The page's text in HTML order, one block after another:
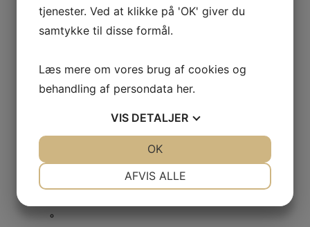
Asta træ | 30cm
219,95kr.
Tilføj til kurv
Julepynt
tjenester. Ved at klikke på 'OK' giver du
samtykke til disse formål.
Læs mere om vores brug af cookies og
behandling af persondata her.
VIS DETALJER
AFVIS ALLE
OK